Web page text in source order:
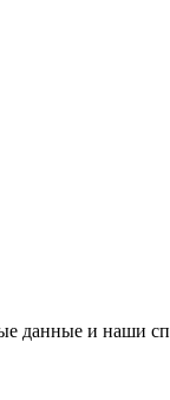
данные и наши